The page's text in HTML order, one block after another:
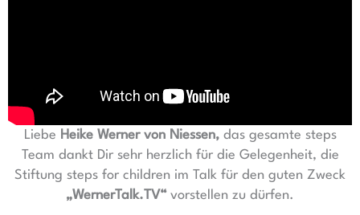
Liebe Heike Werner von Niessen, das gesamte steps
Team dankt Dir sehr herzlich für die Gelegenheit, die
Stiftung steps for children im Talk für den guten Zweck
„WernerTalk.TV“vorstellen zu dürfen.